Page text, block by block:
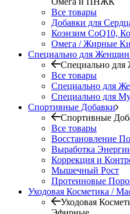
Все товары
Добавки для
Коэнзим CoQ10,
Омега / Жирные
Специально для
Специально
Все товары
Специально для
Специально для
Спортивные Добавки
Спортивные
Все товары
Восстановление
Выработка
Коррекция и
Мышечный Рост
Протеиновые
Уходовая Косметика /
Уходовая